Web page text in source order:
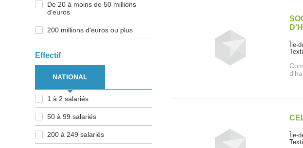
De 20 à moins de 50 millions
d'euros
200 millions d'euros ou plus
Effectif
NATIONAL
1 à 2 salariés
50 à 99 salariés
200 à 249 salariés
Île-
Île-